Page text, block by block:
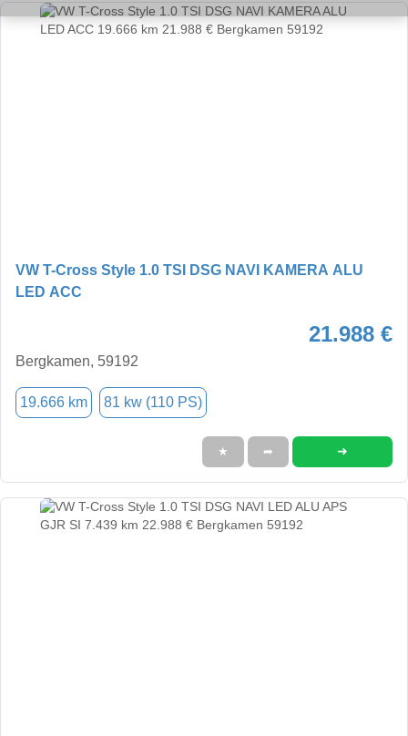
VW T-Cross Style 1.0 TSI DSG NAVI KAMERA ALU
LED ACC
21.988 €
Bergkamen, 59192
19.666 km 81 kw (110 PS)
★ ➦ ➜